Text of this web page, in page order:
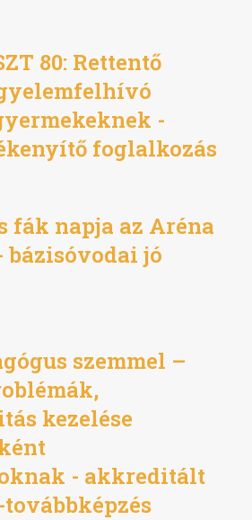
80: Rettentő
-
foglalkozás
fák napja az Aréna
bázisóvodai jó
szemmel –
kezelése
- akkreditált